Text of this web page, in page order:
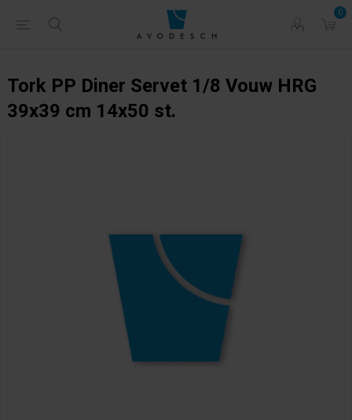
0
Tork PP Diner Servet 1/8 Vouw HRG
39x39 cm 14x50 st.